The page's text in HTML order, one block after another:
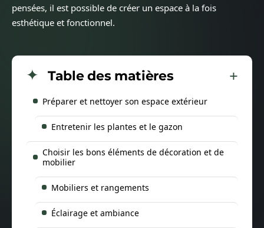
pensées, il est possible de créer un espace à la fois
esthétique et fonctionnel.
Table des matières
Préparer et nettoyer son espace extérieur
Entretenir les plantes et le gazon
Choisir les bons éléments de décoration et de
mobilier
Mobiliers et rangements
Éclairage et ambiance